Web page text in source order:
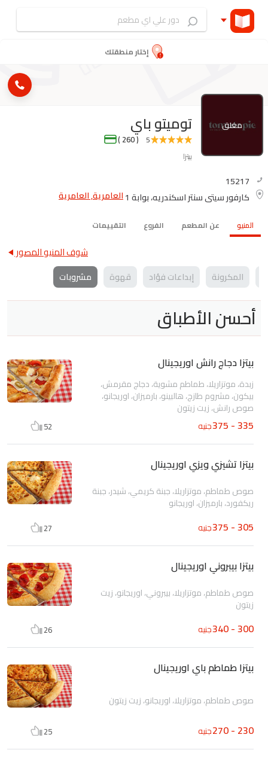
إختار منطقتك
مغلق توميتو باي
5
( 260 )
بيتزا
15217
كارفور سيتى سنتر اسكندريه، بوابة 1 العامرية, العامرية
المنيو عن المطعم الفروع التقييمات
شوف المنيو المصور
المكرونة إبداعات فؤاد قهوة مشروبات
أحسن الأطباق
بيتزا دجاج رانش اوريجينال
زبدة، موتزاريلا، طماطم مشوية، دجاج مقرمش،
بيكون، مشروم طازج، هالبينو، بارميزان، اوريجانو،
صوص رانش، زيت زيتون
335 - 375 جنيه 52
بيتزا تشيزي ويزي اوريجينال
صوص طماطم، موتزاريلا، جبنة كريمي، شيدر، جبنة
ريكفورد، بارميزان، اوريجانو
305 - 375 جنيه 27
بيتزا بيبروني اوريجينال
صوص طماطم، موتزاريلا، بيبروني، اوريجانو، زيت
زيتون
300 - 340 جنيه 26
بيتزا طماطم باي اوريجينال
صوص طماطم، موتزاريلا، اوريجانو، زيت زيتون
230 - 270 جنيه 25